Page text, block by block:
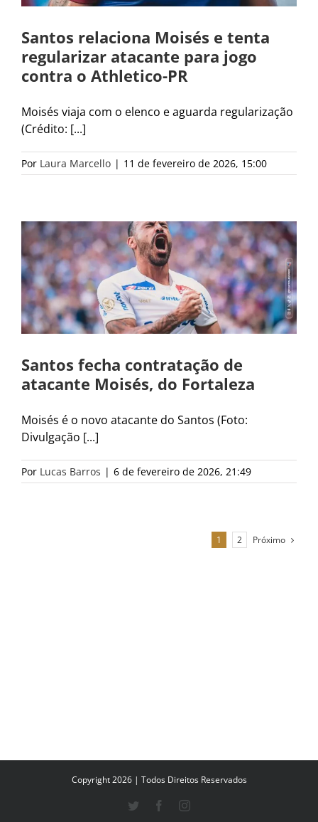
Santos relaciona Moisés e tenta
regularizar atacante para jogo
contra o Athletico-PR
Moisés viaja com o elenco e aguarda regularização
(Crédito: [...]
Por Laura Marcello | 11 de fevereiro de 2026, 15:00
Santos fecha contratação de
atacante Moisés, do Fortaleza
Moisés é o novo atacante do Santos (Foto:
Divulgação [...]
Por Lucas Barros | 6 de fevereiro de 2026, 21:49
1 2 Próximo
Copyright 2026 | Todos Direitos Reservados
Twitter FacebookInstagram